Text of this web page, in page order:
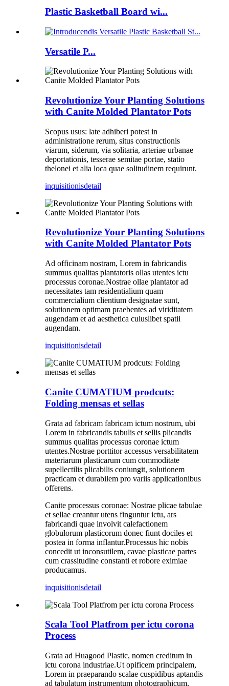
Plastic Basketball Board wi...
Versatile P...
Revolutionize Your Planting Solutions
with Canite Molded Plantator Pots
Scopus usus: late adhiberi potest in
administratione rerum, situs constructionis
viarum, siderum, via solitaria, arteriae urbanae
deportationis, tesserae semitae portae, statio
thelonei et alia loca quae solitudinem requirunt.
inquisitionisdetail
Revolutionize Your Planting Solutions
with Canite Molded Plantator Pots
Ad officinam nostram, Lorem in fabricandis
summus qualitas plantatoris ollas utentes ictu
processus coronae.Nostrae ollae plantator ad
necessitates tam residentialium quam
commercialium clientium designatae sunt,
solutionem optimam praebentes ad viriditatem
augendam et ad aesthetica cuiuslibet spatii
augendam.
inquisitionisdetail
Canite CUMATIUM prodcuts:
Folding mensas et sellas
Grata ad fabricam fabricam ictum nostrum, ubi
Lorem in fabricandis tabulis et sellis plicandis
summus qualitas processus coronae ictum
utentes.Nostrae porttitor accessus versabilitatem
materiarum plasticarum cum commoditate
supellectilis plicabilis coniungit, solutionem
practicam et durabilem pro variis applicationibus
offerens.
Canite processus coronae: Nostrae plicae tabulae
et sellae creantur utens finguntur ictu, ars
fabricandi quae involvit calefactionem
globulorum plasticorum donec fiunt dociles et
postea in forma inflantur.Processus hic nobis
concedit ut inconsutilem, cavae plasticae partes
cum crassitudine constanti et robore eximiae
producamus.
inquisitionisdetail
Scala Tool Platfrom per ictu corona
Process
Grata ad Huagood Plastic, nomen creditum in
ictu corona industriae.Ut opificem principalem,
Lorem in praeparando scalae cuspidibus aptandis
ad tabulatum instrumentum photographicum,